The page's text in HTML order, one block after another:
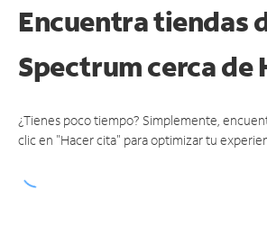
Encuentra tiendas
Spectrum cerca de
¿Tienes poco tiempo? Simplemente,
clic en "Hacer cita" para optimizar tu